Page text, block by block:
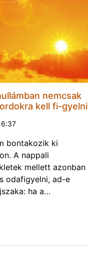
nemcsak
kell fi-gyelni
bontakozik ki
A nappali
mellett azonban
odafigyelni, ad-e
ha a…